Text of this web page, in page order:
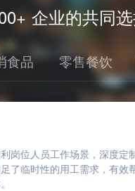
企业的共同
食品 零售餐饮
岗位人员工作场景，深度定
了临时性的用工需求，有效